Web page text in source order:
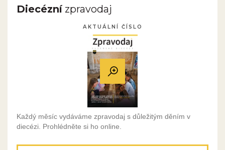
Diecéznízpravodaj
AKTUÁLNÍ ČÍSLO
Každý měsíc vydáváme zpravodaj s důležitým děním v
diecézi. Prohlédněte si ho online.